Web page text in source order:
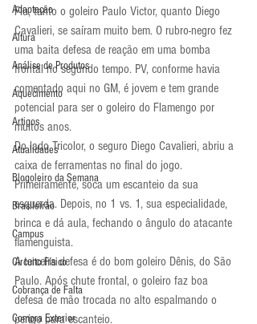
Adaptação
Altura
Análise de Produtos
Aquecimento
Artigos
Atualidades
Blogoleiro da Semana
Brasileirão
Campus
Circuito Físico
Cobrança de Falta
Compra Exterior
Flu, tanto o goleiro Paulo Victor, quanto Diego
Cavalieri, se saíram muito bem. O rubro-negro fez
uma baita defesa de reação em uma bomba
frontal no segundo tempo. PV, conforme havia
comentado aqui no GM, é jovem e tem grande
potencial para ser o goleiro do Flamengo por
muitos anos.
Do lado Tricolor, o seguro Diego Cavalieri, abriu a
caixa de ferramentas no final do jogo.
Primeiramente, soca um escanteio da sua
esquerda. Depois, no 1 vs. 1, sua especialidade,
brinca e dá aula, fechando o ângulo do atacante
flamenguista.
A terceira defesa é do bom goleiro Dênis, do São
Paulo. Após chute frontal, o goleiro faz boa
defesa de mão trocada no alto espalmando o
perigo para escanteio.